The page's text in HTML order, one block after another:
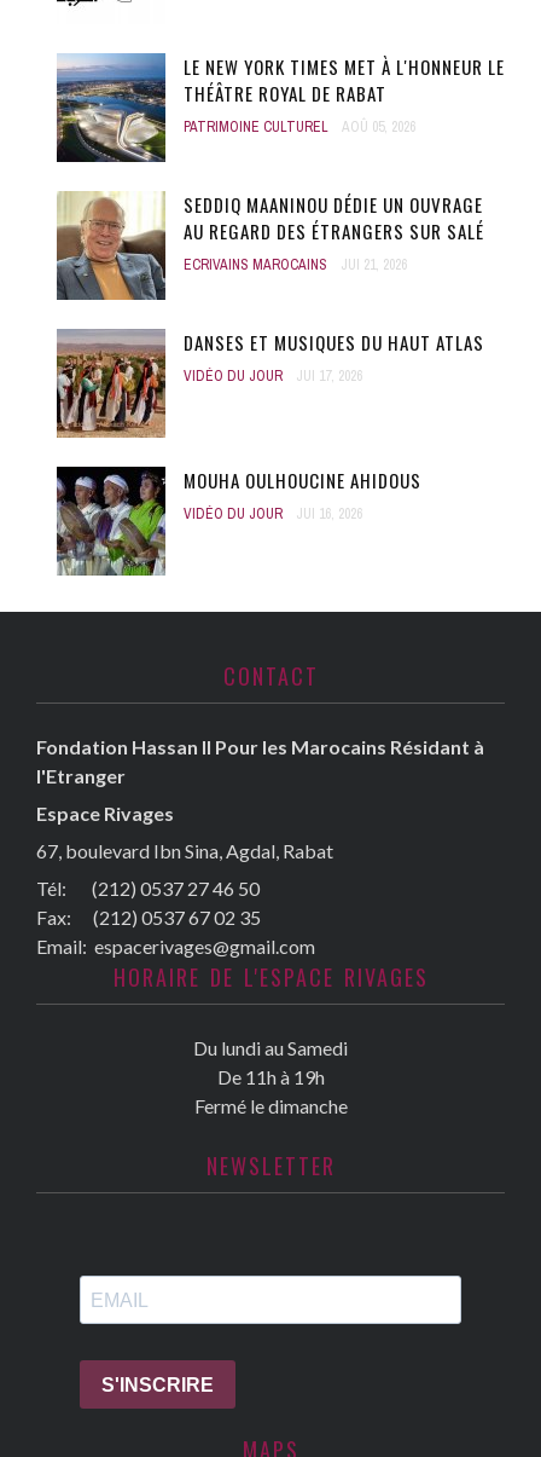
LE NEW YORK TIMES MET À L'HONNEUR LE
THÉÂTRE ROYAL DE RABAT
PATRIMOINE CULTUREL AOÛ 05, 2026
SEDDIQ MAANINOU DÉDIE UN OUVRAGE
AU REGARD DES ÉTRANGERS SUR SALÉ
ECRIVAINS MAROCAINS JUI 21, 2026
DANSES ET MUSIQUES DU HAUT ATLAS
VIDÉO DU JOUR JUI 17, 2026
MOUHA OULHOUCINE AHIDOUS
VIDÉO DU JOUR JUI 16, 2026
CONTACT
Fondation Hassan II Pour les Marocains Résidant à
l'Etranger
Espace Rivages
67, boulevard Ibn Sina, Agdal, Rabat
Tél: (212) 0537 27 46 50
Fax: (212) 0537 67 02 35
Email: espacerivages@gmail.com
HORAIRE DE L'ESPACE RIVAGES
Du lundi au Samedi
De 11h à 19h
Fermé le dimanche
NEWSLETTER
MAPS